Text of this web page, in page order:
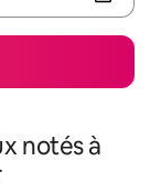
notés à